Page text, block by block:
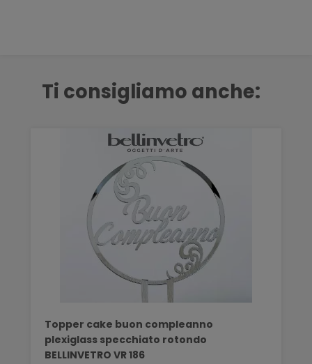
Ti consigliamo anche:
Topper cake buon compleanno
plexiglass specchiato rotondo
BELLINVETRO VR 186